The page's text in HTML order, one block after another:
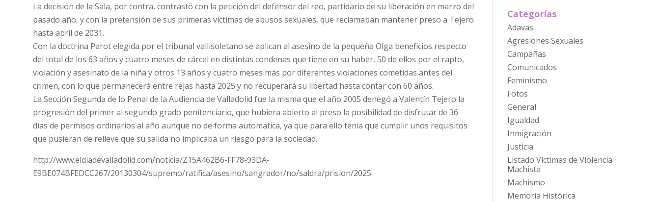
La decisión de la Sala, por contra, contrastó con la petición del defensor del reo, partidario de su liberación en marzo del
pasado año, y con la pretensión de sus primeras víctimas de abusos sexuales, que reclamaban mantener preso a Tejero
hasta abril de 2031.
Con la doctrina Parot elegida por el tribunal vallisoletano se aplican al asesino de la pequeña Olga beneficios respecto
del total de los 63 años y cuatro meses de cárcel en distintas condenas que tiene en su haber, 50 de ellos por el rapto,
violación y asesinato de la niña y otros 13 años y cuatro meses más por diferentes violaciones cometidas antes del
crimen, con lo que permanecerá entre rejas hasta 2025 y no recuperará su libertad hasta contar con 60 años.
La Sección Segunda de lo Penal de la Audiencia de Valladolid fue la misma que el año 2005 denegó a Valentín Tejero la
progresión del primer al segundo grado penitenciario, que hubiera abierto al preso la posibilidad de disfrutar de 36
días de permisos ordinarios al año aunque no de forma automática, ya que para ello tenía que cumplir unos requisitos
que pusieran de relieve que su salida no implicaba un riesgo para la sociedad.
http://www.eldiadevalladolid.com/noticia/Z15A462B6-FF78-93DA-
E9BE074BFEDCC267/20130304/supremo/ratifica/asesino/sangrador/no/saldra/prision/2025
Categorías
Adavas
Agresiones Sexuales
Campañas
Comunicados
Feminismo
Fotos
General
Igualdad
Inmigración
Justicia
Listado Víctimas de Violencia
Machista
Machismo
Memoria Histórica